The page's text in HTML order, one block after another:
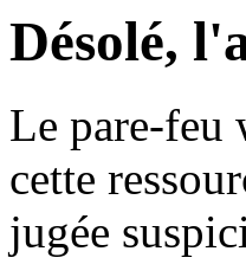
Désolé,
Le pare-feu
cette
jugée